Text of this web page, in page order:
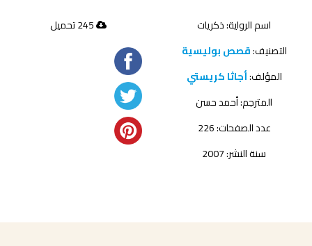
اسم الرواية: ‫ذكريات‬
التصنيف:قصص بوليسية
المؤلف:أجاثا كريستي
المترجم:أحمد حسن
عدد الصفحات: 226
سنة النشر: 2007